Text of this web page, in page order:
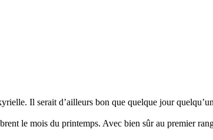
Il serait d’ailleurs bon que quelque jour
le mois du printemps. Avec bien sûr au premier